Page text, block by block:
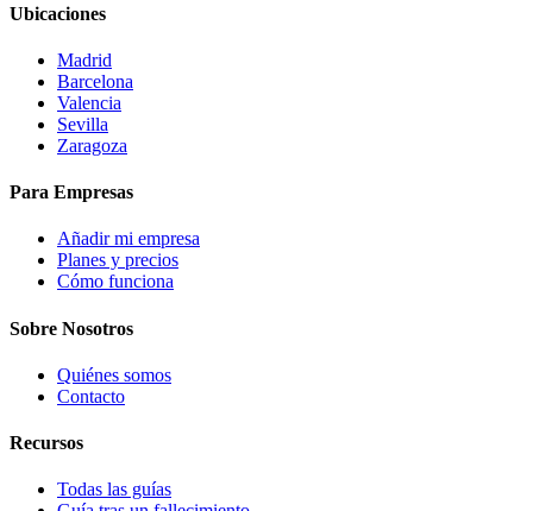
Ubicaciones
Madrid
Barcelona
Valencia
Sevilla
Zaragoza
Para Empresas
Añadir mi empresa
Planes y precios
Cómo funciona
Sobre Nosotros
Quiénes somos
Contacto
Recursos
Todas las guías